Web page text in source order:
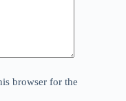
browser for the